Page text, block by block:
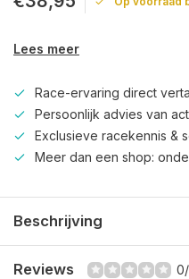
Lees meer
Race-ervaring direct
Persoonlijk advies van
Exclusieve racekennis &
Meer dan een shop:
Beschrijving
Reviews